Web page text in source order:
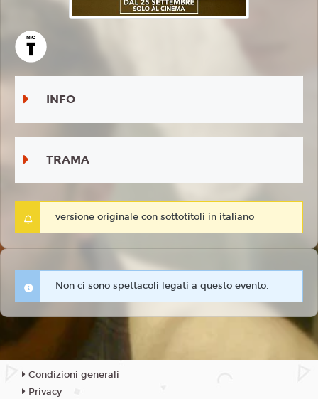
INFO
TRAMA
versione originale con sottotitoli in italiano
Non ci sono spettacoli legati a questo evento.
Condizioni generali
Privacy